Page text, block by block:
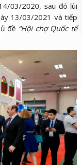
03/2020, sau đó lùi
13/03/2021 và tiếp
đề “Hội chợ Quốc tế